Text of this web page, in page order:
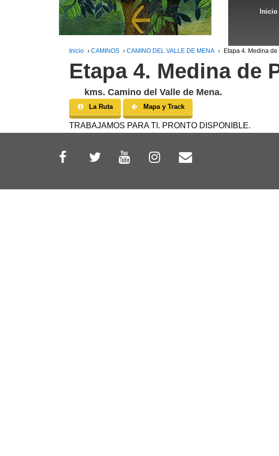
Inicio
Inicio › CAMINOS › CAMINO DEL VALLE DE MENA › Etapa 4. Medina
Etapa 4. Medina de
kms. Camino del Valle de Mena.
La Ruta Mapa y Track
TRABAJAMOS PARA TI. PRONTO DISPONIBLE.